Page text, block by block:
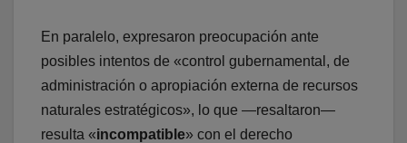
En paralelo, expresaron preocupación ante
posibles intentos de «control gubernamental, de
administración o apropiación externa de recursos
naturales estratégicos», lo que —resaltaron—
resulta «incompatible» con el derecho